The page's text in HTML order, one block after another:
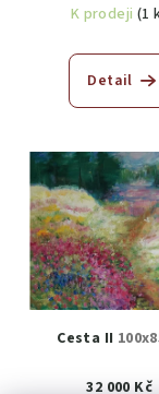
K prodeji (1
Detail
Cesta II
32 000 Kč